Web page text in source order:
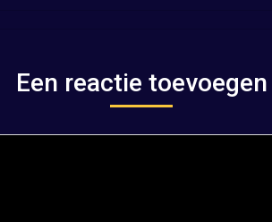
Een reactie toevoegen